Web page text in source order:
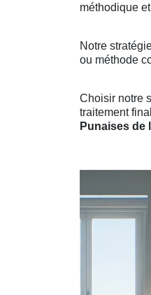
méthodique
Notre
ou méthode
Choisir notre
traitement
Punaises de